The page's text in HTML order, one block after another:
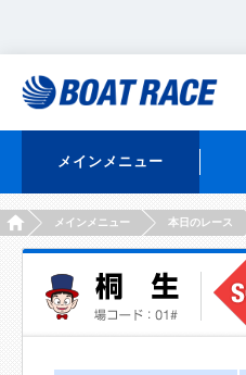
メインメニュー
HOMEメインメニュー 本日のレース